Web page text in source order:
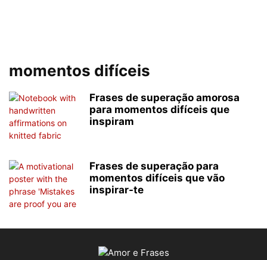
momentos difíceis
Frases de superação amorosa
para momentos difíceis que
inspiram
Frases de superação para
momentos difíceis que vão
inspirar-te